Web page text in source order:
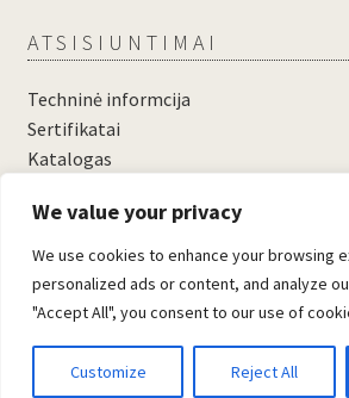
We value your privacy
We use cookies to enhance your browsing
personalized ads or content, and analyze
"Accept All", you consent to our use of
Customize Reject All
ATSISIUNTIMAI
Techninė informcija
Sertifikatai
Katalogas
....
© Domosta.lt 2026
Sukūrė WooCommerce.